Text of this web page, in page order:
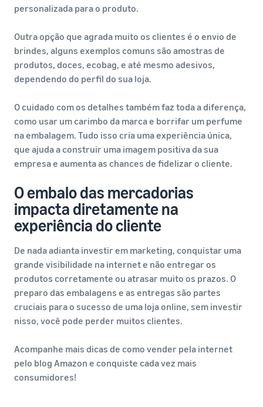
personalizada para o produto.
Outra opção que agrada muito os clientes é o envio de
brindes, alguns exemplos comuns são amostras de
produtos, doces, ecobag, e até mesmo adesivos,
dependendo do perfil do sua loja.
O cuidado com os detalhes também faz toda a diferença,
como usar um carimbo da marca e borrifar um perfume
na embalagem. Tudo isso cria uma experiência única,
que ajuda a construir uma imagem positiva da sua
empresa e aumenta as chances de fidelizar o cliente.
O embalo das mercadorias
impacta diretamente na
experiência do cliente
De nada adianta investir em marketing, conquistar uma
grande visibilidade na internet e não entregar os
produtos corretamente ou atrasar muito os prazos. O
preparo das embalagens e as entregas são partes
cruciais para o sucesso de uma loja online, sem investir
nisso, você pode perder muitos clientes.
Acompanhe mais dicas de como vender pela internet
pelo blog Amazon e conquiste cada vez mais
consumidores!